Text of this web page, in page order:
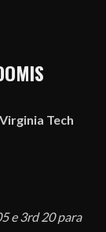
Tech
e 3rd 20 para